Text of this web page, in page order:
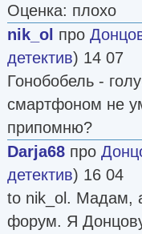
Оценка: плохо
nik_ol про
детектив) 14 07
Гонобобель -
смартфоном не
припомню?
Darja68 про
детектив) 16 04
to nik_ol. Мадам,
форум. Я